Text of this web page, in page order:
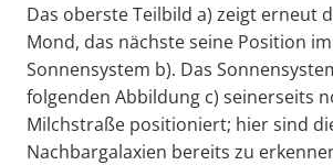
Das oberste Teilbild a) zeigt erneut
Mond, das nächste seine Position
Sonnensystem b). Das
folgenden Abbildung c) seinerseits
Milchstraße positioniert; hier sind
Nachbargalaxien bereits zu